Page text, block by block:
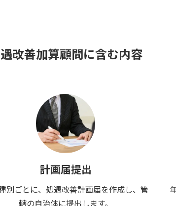
改善加算顧問に含む内容
計画届提出
別ごとに、処遇改善計画届を作成し、管
轄の自治体に提出します。